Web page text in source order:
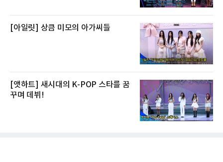
[아일릿] 상큼 미모의 아가씨들
[앳하트] 새시대의 K-POP 스타를 꿈
꾸며 데뷔!